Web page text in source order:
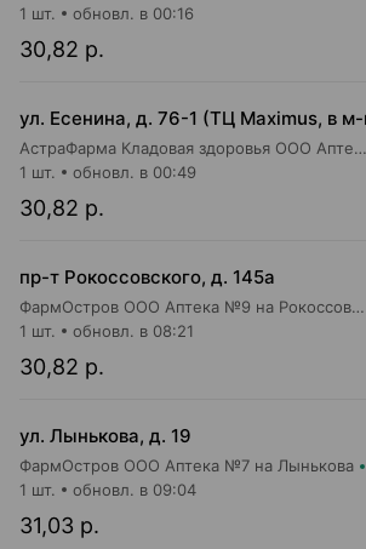
30,82 р.
1 шт. обновл. в 00:16
АстраФарма Кладовая здоровья ООО Аптека №9
30,82 р.
1 шт. обновл. в 00:49
пр-т Рокоссовского, д. 145а
ФармОстров ООО Аптека №9 на Рокоссовского
30,82 р.
1 шт. обновл. в 08:21
ул. Лынькова, д. 19
ФармОстров ООО Аптека №7 на Лынькова
31,03 р.
1 шт. обновл. в 09:04